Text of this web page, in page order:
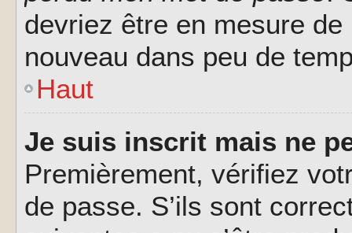
devriez être en mesure
nouveau dans peu de
Haut
Je suis inscrit mais ne
Premièrement, vérifiez
de passe. S’ils sont